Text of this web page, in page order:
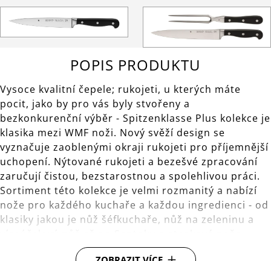
POPIS PRODUKTU
Vysoce kvalitní čepele; rukojeti, u kterých máte
pocit, jako by pro vás byly stvořeny a
bezkonkurenční výběr - Spitzenklasse Plus kolekce je
klasika mezi WMF noži. Nový svěží design se
vyznačuje zaoblenými okraji rukojeti pro příjemnější
uchopení. Nýtované rukojeti a bezešvé zpracování
zaručují čistou, bezstarostnou a spolehlivou práci.
Sortiment této kolekce je velmi rozmanitý a nabízí
nože pro každého kuchaře a každou ingredienci - od
klasiky jakou je nůž šéfkuchaře, nůž na zeleninu a
Příprava jídla ještě nikdy nebyla tak zábavná!